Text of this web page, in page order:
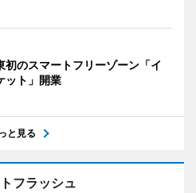
初のスマートフリーゾーン「イ
ット」開業
と見る
フラッシュ